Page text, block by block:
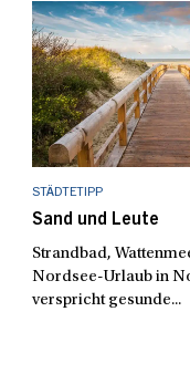
STÄDTETIPP
Sand und Leute
Strandbad,
Nordsee-Urlaub in
verspricht gesunde...